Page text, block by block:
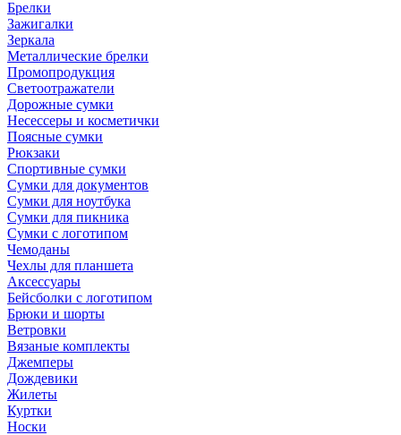
Брелки
Зажигалки
Зеркала
Металлические брелки
Промопродукция
Светоотражатели
Дорожные сумки
Несессеры и косметички
Поясные сумки
Рюкзаки
Спортивные сумки
Сумки для документов
Сумки для ноутбука
Сумки для пикника
Сумки с логотипом
Чемоданы
Чехлы для планшета
Аксессуары
Бейсболки с логотипом
Брюки и шорты
Ветровки
Вязаные комплекты
Джемперы
Дождевики
Жилеты
Куртки
Носки